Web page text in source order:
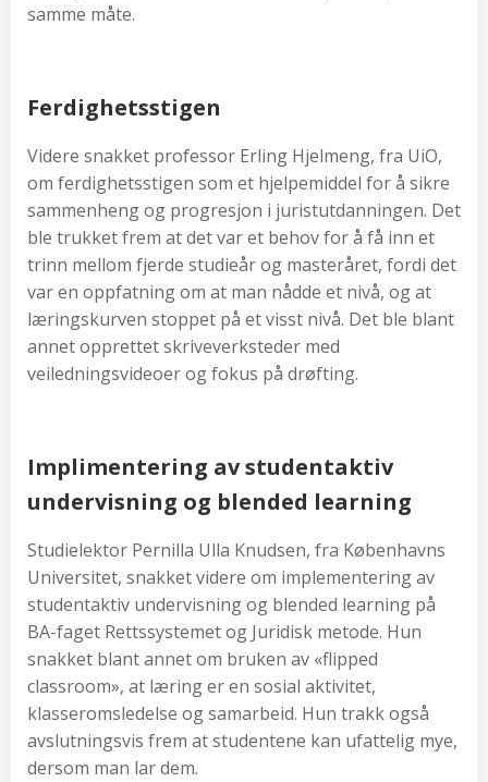
samme måte.
Ferdighetsstigen
Videre snakket professor Erling Hjelmeng, fra UiO,
om ferdighetsstigen som et hjelpemiddel for å sikre
sammenheng og progresjon i juristutdanningen. Det
ble trukket frem at det var et behov for å få inn et
trinn mellom fjerde studieår og masteråret, fordi det
var en oppfatning om at man nådde et nivå, og at
læringskurven stoppet på et visst nivå. Det ble blant
annet opprettet skriveverksteder med
veiledningsvideoer og fokus på drøfting.
Implimentering av studentaktiv
undervisning og blended learning
Studielektor Pernilla Ulla Knudsen, fra Københavns
Universitet, snakket videre om implementering av
studentaktiv undervisning og blended learning på
BA-faget Rettssystemet og Juridisk metode. Hun
snakket blant annet om bruken av «flipped
classroom», at læring er en sosial aktivitet,
klasseromsledelse og samarbeid. Hun trakk også
avslutningsvis frem at studentene kan ufattelig mye,
dersom man lar dem.